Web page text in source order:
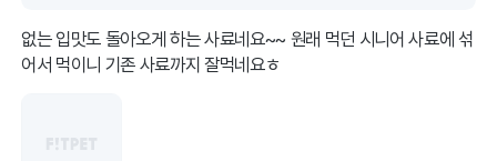
없는 입맛도 돌아오게 하는 사료네요~~ 원래 먹던 시니어 사료에 섞
어서 먹이니 기존 사료까지 잘먹네요ㅎ